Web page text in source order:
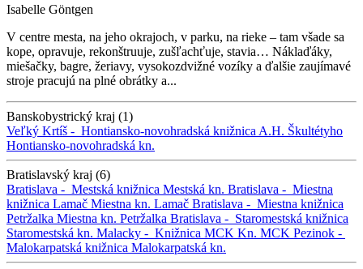
Isabelle Göntgen
V centre mesta, na jeho okrajoch, v parku, na rieke – tam všade sa
kope, opravuje, rekonštruuje, zušľachťuje, stavia… Náklaďáky,
miešačky, bagre, žeriavy, vysokozdvižné vozíky a ďalšie zaujímavé
stroje pracujú na plné obrátky a...
Banskobystrický kraj (1)
Veľký Krtíš - Hontiansko-novohradská knižnica A.H. Škultétyho
Hontiansko-novohradská kn.
Bratislavský kraj (6)
Bratislava - Mestská knižnica Mestská kn. Bratislava - Miestna
knižnica Lamač Miestna kn. Lamač Bratislava - Miestna knižnica
Petržalka Miestna kn. Petržalka Bratislava - Staromestská knižnica
Staromestská kn. Malacky - Knižnica MCK Kn. MCK Pezinok -
Malokarpatská knižnica Malokarpatská kn.